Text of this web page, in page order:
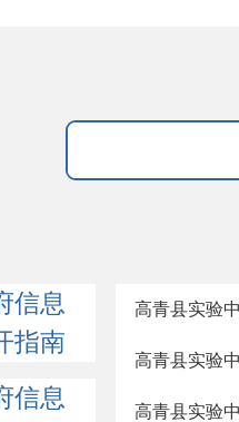
信息
指南
信息
高青县实验
高青县实验
高青县实验